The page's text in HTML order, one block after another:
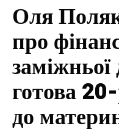
Оля
про
готова
до